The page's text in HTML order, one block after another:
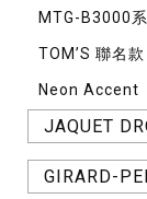
MTG-B3000系
TOM’S 聯名款
Neon Accent
JAQUET
GIRARD-